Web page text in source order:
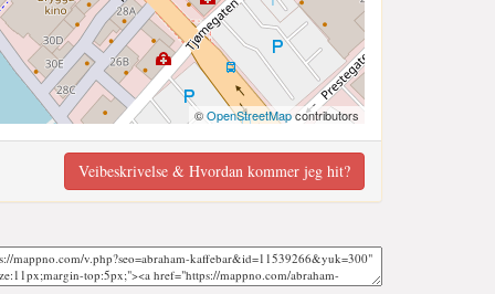
©OpenStreetMapcontributors
Veibeskrivelse & Hvordan kommer jeg hit?